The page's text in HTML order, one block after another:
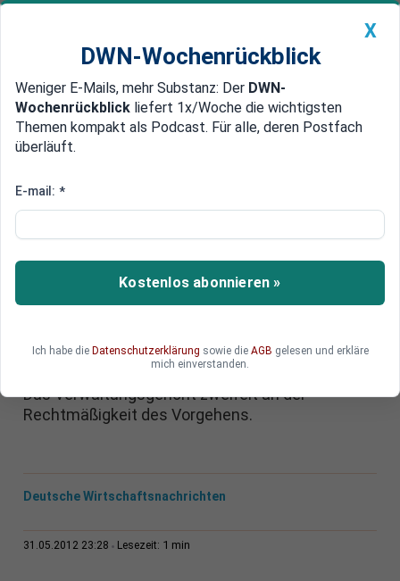
Newsticker MEIN DWN: Geldanlage Premium
Edelmetalle DWN-Magazin China
Europäischer Gerichtshof soll entscheiden
Verwaltungsgericht:
Fingerabdrücke in deutschen
Reisepässen könnten
rechtswidrig sein
Europäischen Gerichtshof eine Entscheidung zu
den Fingerabdrücken in deutschen Reisepässen.
Das Verwaltungsgericht zweifelt an der
Rechtmäßigkeit des Vorgehens.
Deutsche Wirtschaftsnachrichten
31.05.2012 23:28 Lesezeit: 1 min
X
DWN-Wochenrückblick
Weniger E-Mails, mehr Substanz: Der DWN-
Wochenrückblick liefert 1x/Woche die wichtigsten
Themen kompakt als Podcast. Für alle, deren Postfach
überläuft.
E-mail: *
Kostenlos abonnieren »
Ich habe die Datenschutzerklärung sowie die AGB gelesen und erkläre
mich einverstanden.